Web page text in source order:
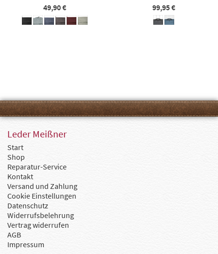
49,90 €
99,95 €
Leder Meißner
Start
Shop
Reparatur-Service
Kontakt
Versand und Zahlung
Cookie Einstellungen
Datenschutz
Widerrufsbelehrung
Vertrag widerrufen
AGB
Impressum